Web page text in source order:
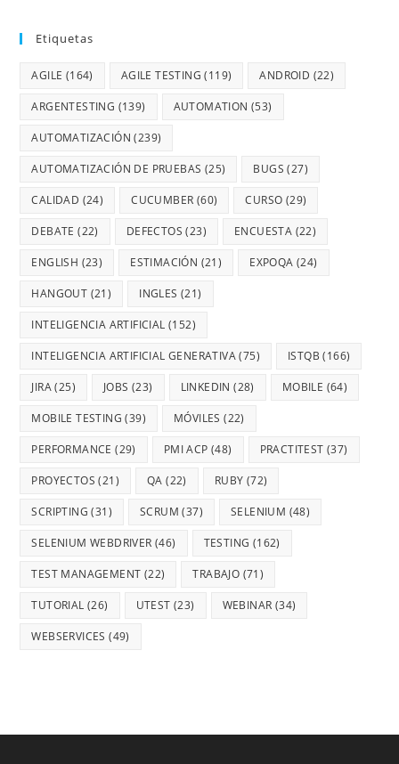
Etiquetas
AGILE (164) AGILE TESTING (119) ANDROID (22)
ARGENTESTING (139) AUTOMATION (53)
AUTOMATIZACIÓN (239)
AUTOMATIZACIÓN DE PRUEBAS (25) BUGS (27)
CALIDAD (24) CUCUMBER (60) CURSO (29)
DEBATE (22) DEFECTOS (23) ENCUESTA (22)
ENGLISH (23) ESTIMACIÓN (21) EXPOQA (24)
HANGOUT (21) INGLES (21)
INTELIGENCIA ARTIFICIAL (152)
INTELIGENCIA ARTIFICIAL GENERATIVA(75) ISTQB (166)
JIRA(25) JOBS (23) LINKEDIN (28) MOBILE (64)
MOBILE TESTING (39) MÓVILES (22)
PERFORMANCE (29) PMI ACP (48) PRACTITEST (37)
PROYECTOS (21) QA (22) RUBY (72)
SCRIPTING (31) SCRUM (37) SELENIUM (48)
SELENIUM WEBDRIVER (46) TESTING (162)
TEST MANAGEMENT (22) TRABAJO (71)
TUTORIAL (26) UTEST (23) WEBINAR (34)
WEBSERVICES (49)